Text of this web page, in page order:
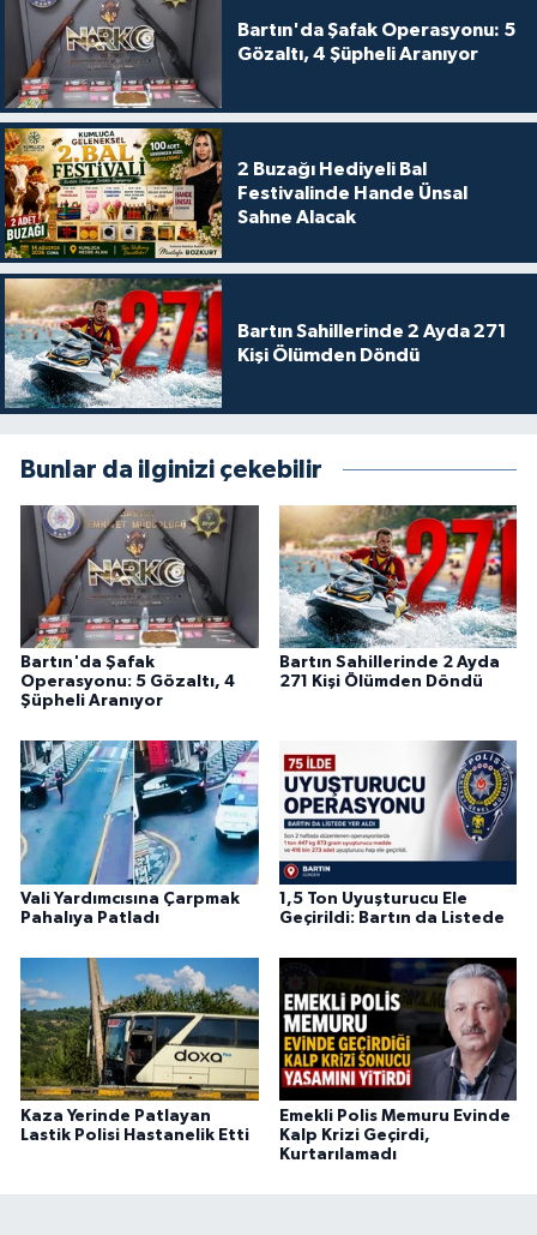
Bartın'da Şafak Operasyonu: 5
Gözaltı, 4 Şüpheli Aranıyor
2 Buzağı Hediyeli Bal
Festivalinde Hande Ünsal
Sahne Alacak
Bartın Sahillerinde 2 Ayda 271
Kişi Ölümden Döndü
Bunlar da ilginizi çekebilir
Bartın'da Şafak
Operasyonu: 5 Gözaltı, 4
Şüpheli Aranıyor
Bartın Sahillerinde 2 Ayda
271 Kişi Ölümden Döndü
Vali Yardımcısına Çarpmak
Pahalıya Patladı
1,5 Ton Uyuşturucu Ele
Geçirildi: Bartın da Listede
Kaza Yerinde Patlayan
Lastik Polisi Hastanelik Etti
Emekli Polis Memuru Evinde
Kalp Krizi Geçirdi,
Kurtarılamadı